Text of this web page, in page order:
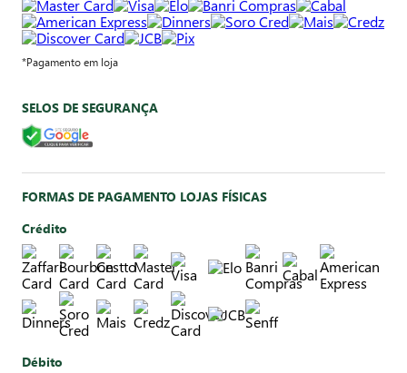
*Pagamento em loja
SELOS DE SEGURANÇA
FORMAS DE PAGAMENTO LOJAS FÍSICAS
Crédito
Débito